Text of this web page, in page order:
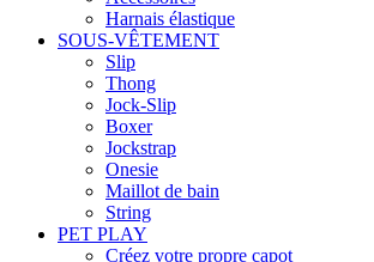
Harnais élastique
SOUS-VÊTEMENT
Slip
Thong
Jock-Slip
Boxer
Jockstrap
Onesie
Maillot de bain
String
PET PLAY
Créez votre propre capot